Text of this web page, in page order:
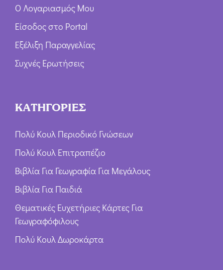
Ο Λογαριασμός Μου
Είσοδος στο Portal
Εξέλιξη Παραγγελίας
Συχνές Ερωτήσεις
ΚΑΤΗΓΟΡΙΕΣ
Πολύ Κουλ Περιοδικό Γνώσεων
Πολύ Κουλ Επιτραπέζιο
Βιβλία Για Γεωγραφία Για Μεγάλους
Βιβλία Για Παιδιά
Θεματικές Ευχετήριες Κάρτες Για
Γεωγραφόφιλους
Πολύ Κουλ Δωροκάρτα